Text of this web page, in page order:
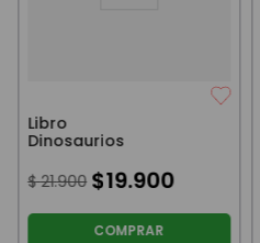
Libro
Dinosaurios
$ 21.900 $19.900
COMPRAR